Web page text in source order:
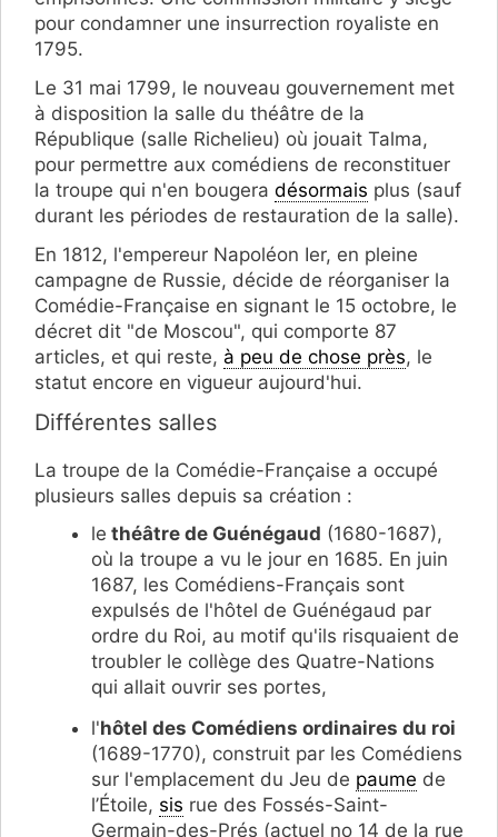
pour condamner une insurrection royaliste en
1795.
Le 31 mai 1799, le nouveau gouvernement met
à disposition la salle du théâtre de la
République (salle Richelieu) où jouait Talma,
pour permettre aux comédiens de reconstituer
la troupe qui n'en bougera désormais plus (sauf
durant les périodes de restauration de la salle).
En 1812, l'empereur Napoléon Ier, en pleine
campagne de Russie, décide de réorganiser la
Comédie-Française en signant le 15 octobre, le
décret dit "de Moscou", qui comporte 87
articles, et qui reste, à peu de chose près, le
statut encore en vigueur aujourd'hui.
Différentes salles
La troupe de la Comédie-Française a occupé
plusieurs salles depuis sa création :
le théâtre de Guénégaud (1680-1687),
où la troupe a vu le jour en 1685. En juin
1687, les Comédiens-Français sont
expulsés de l'hôtel de Guénégaud par
ordre du Roi, au motif qu'ils risquaient de
troubler le collège des Quatre-Nations
qui allait ouvrir ses portes,
l'hôtel des Comédiens ordinaires du roi
(1689-1770), construit par les Comédiens
sur l'emplacement du Jeu de paume de
l’Étoile, sis rue des Fossés-Saint-
Germain-des-Prés (actuel no 14 de la rue